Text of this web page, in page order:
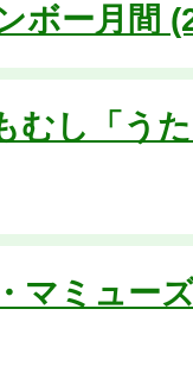
ボー月間
むし「う
マミュー